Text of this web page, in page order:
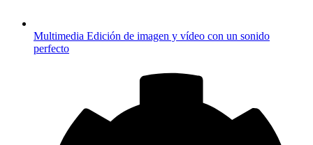
Multimedia Edición de imagen y vídeo con un sonido
perfecto